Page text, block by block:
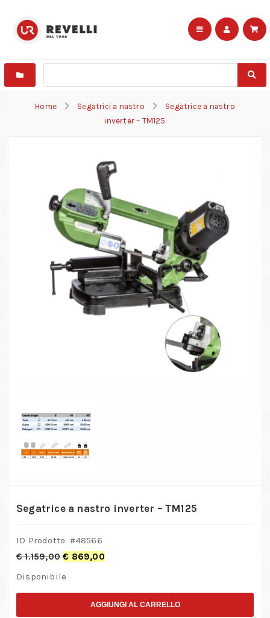
Home Segatrici a nastro
Segatrice a nastro
inverter – TM125
Segatrice a nastro inverter – TM125
ID Prodotto: #48566
€1.159,00 € 869,00
Disponibile
AGGIUNGI AL CARRELLO